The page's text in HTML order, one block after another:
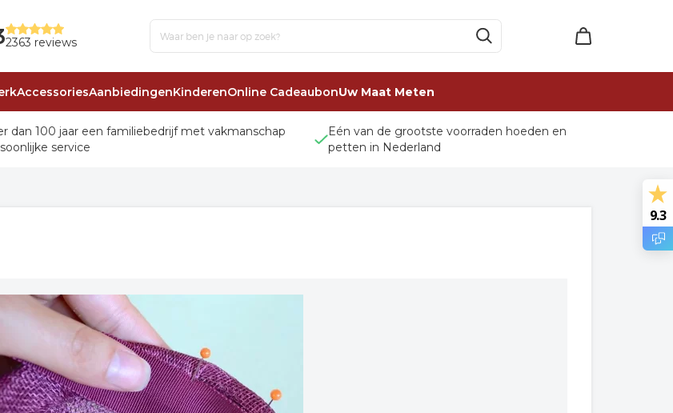
2363 reviews
AccessoriesAanbiedingenKinderenOnline CadeaubonUw Maat Meten
dan 100 jaar een familiebedrijf met vakmanschap
service
Eén van de grootste voorraden hoeden en
petten in Nederland
9.3